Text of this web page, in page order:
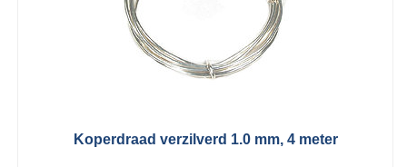
Koperdraad verzilverd 1.0 mm, 4 meter